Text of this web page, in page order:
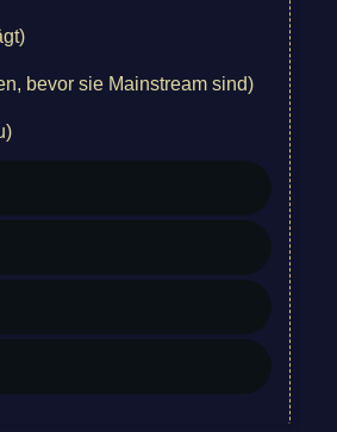
bevor sie Mainstream sind)